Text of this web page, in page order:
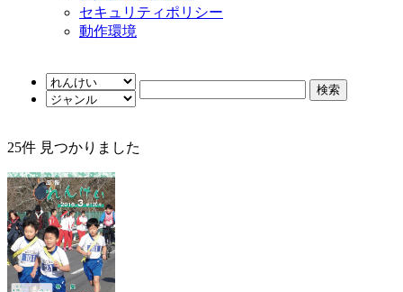
セキュリティポリシー
動作環境
25件 見つかりました